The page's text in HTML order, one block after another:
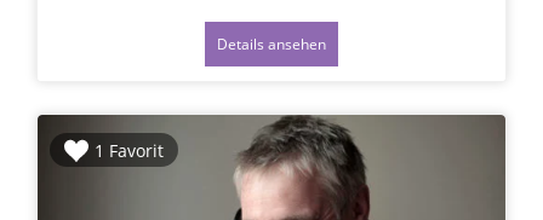
Details ansehen
1 Favorit